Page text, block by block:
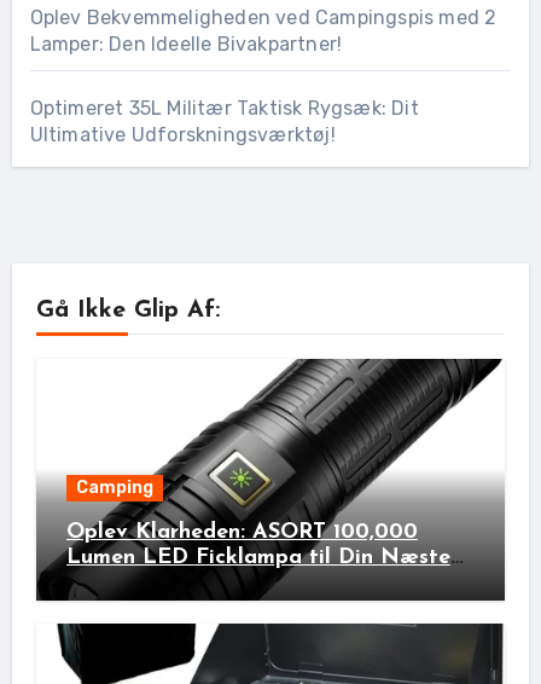
Oplev Bekvemmeligheden ved Campingspis med 2
Lamper: Den Ideelle Bivakpartner!
Optimeret 35L Militær Taktisk Rygsæk: Dit
Ultimative Udforskningsværktøj!
Gå Ikke Glip Af:
Camping
Oplev Klarheden: ASORT 100,000
Lumen LED Ficklampa til Din Næste
Udendørs Eventyr!